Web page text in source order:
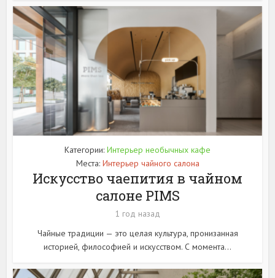
Категории: Интерьер необычных кафе
Места: Интерьер чайного салона
Искусство чаепития в чайном
салоне PIMS
1 год назад
Чайные традиции — это целая культура, пронизанная
историей, философией и искусством. С момента...